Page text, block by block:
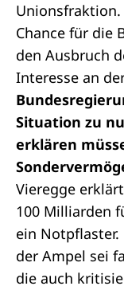
Unionsfraktion.
Chance für die
den Ausbruch
Interesse an
Situation zu
erklären
Vieregge
100 Milliarden
ein Notpflaster.
der Ampel sei
die auch